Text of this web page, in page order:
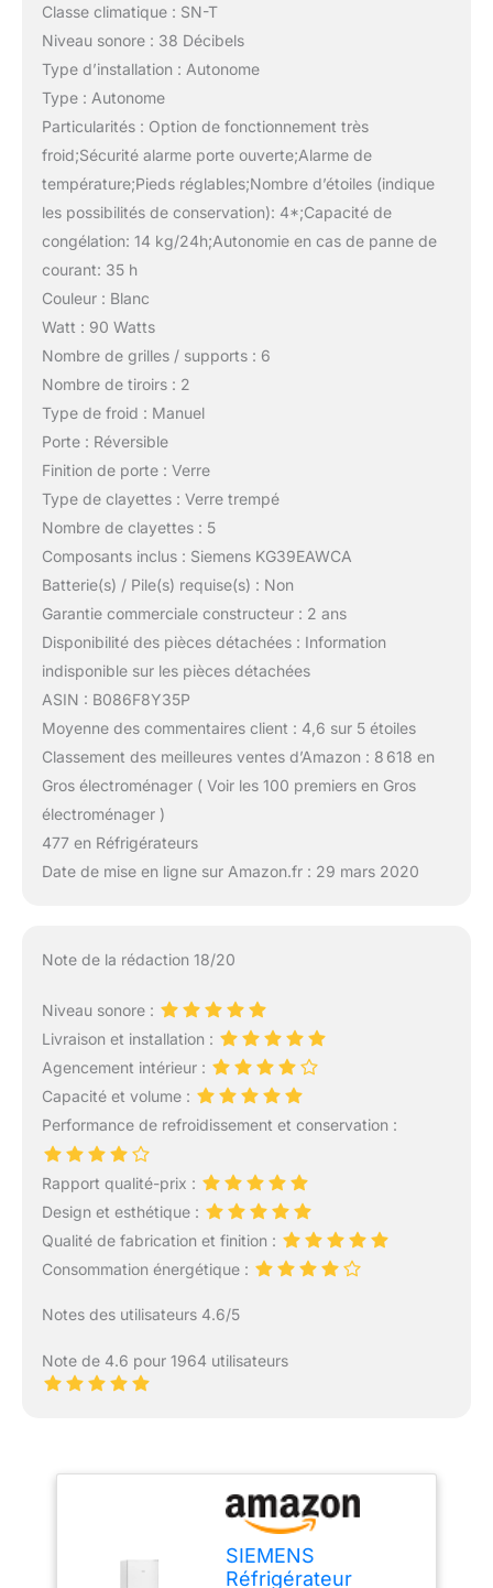
Classe climatique : SN-T
Niveau sonore : 38 Décibels
Type d’installation : Autonome
Type : Autonome
Particularités : Option de fonctionnement très
froid;Sécurité alarme porte ouverte;Alarme de
température;Pieds réglables;Nombre d’étoiles (indique
les possibilités de conservation): 4*;Capacité de
congélation: 14 kg/24h;Autonomie en cas de panne de
courant: 35 h
Couleur : Blanc
Watt : 90 Watts
Nombre de grilles / supports : 6
Nombre de tiroirs : 2
Type de froid : Manuel
Porte : Réversible
Finition de porte : Verre
Type de clayettes : Verre trempé
Nombre de clayettes : 5
Composants inclus : Siemens KG39EAWCA
Batterie(s) / Pile(s) requise(s) : Non
Garantie commerciale constructeur : 2 ans
Disponibilité des pièces détachées : Information
indisponible sur les pièces détachées
ASIN : B086F8Y35P
Moyenne des commentaires client : 4,6 sur 5 étoiles
Classement des meilleures ventes d’Amazon : 8 618 en
Gros électroménager ( Voir les 100 premiers en Gros
électroménager )
477 en Réfrigérateurs
Date de mise en ligne sur Amazon.fr : 29 mars 2020
Note de la rédaction 18/20
Niveau sonore :
Livraison et installation :
Agencement intérieur :
Capacité et volume :
Performance de refroidissement et conservation :
Rapport qualité-prix :
Design et esthétique :
Qualité de fabrication et finition :
Consommation énergétique :
Notes des utilisateurs 4.6/5
Note de 4.6 pour 1964 utilisateurs
SIEMENS
Réfrigérateur